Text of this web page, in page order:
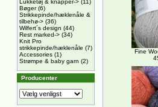
Lukketøj & knapper-> (11)
Bøger(6)
Strikkepinde/hæklenåle &
tilbehø-> (36)
Wilfert´s design (44)
Rest marked-> (34)
Knit Pro
strikkepinde/hæklenåle (7)
Accessories (1)
Strømpe & baby garn (2)
Producenter
Fine